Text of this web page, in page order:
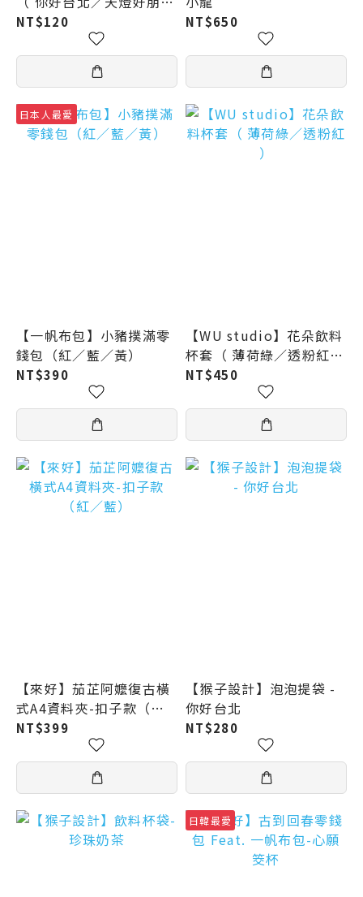
／地瓜球家族／雞排好兄
弟／籠包⾺戲團 ）
NT$120 NT$650
日本人最愛
【一帆布包】小豬撲滿零
錢包（紅／藍／黃）
NT$390
【WU studio】花朵飲料
杯套（ 薄荷綠／透粉紅
）
NT$450
【來好】茄芷阿嬤復古橫
式A4資料夾-扣子款（紅
／藍）
NT$399
【猴子設計】泡泡提袋 -
你好台北
NT$280
日韓最愛